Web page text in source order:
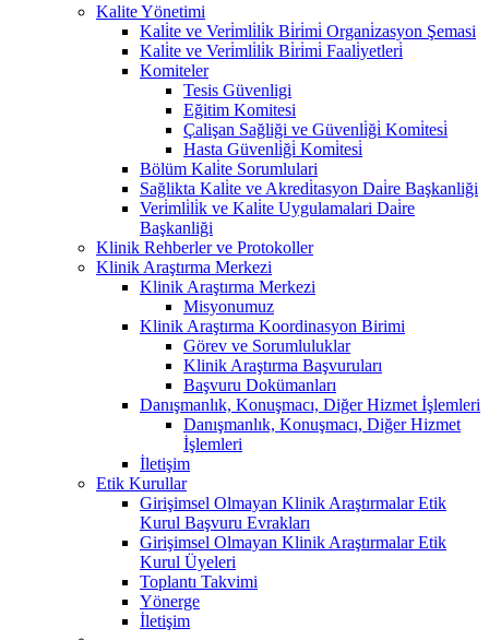
Kalite Yönetimi
Kali̇te ve Veri̇mli̇li̇k Bi̇ri̇mi̇ Organi̇zasyon Şemasi
Kali̇te ve Veri̇mli̇li̇k Bi̇ri̇mi̇ Faali̇yetleri̇
Komiteler
Tesis Güvenligi
Eğitim Komitesi
Çalişan Sağliği ve Güvenli̇ği̇ Komi̇tesi̇
Hasta Güvenli̇ği̇ Komi̇tesi̇
Bölüm Kali̇te Sorumlulari
Sağlikta Kali̇te ve Akredi̇tasyon Dai̇re Başkanliği
Veri̇mli̇li̇k ve Kali̇te Uygulamalari Dai̇re
Başkanliği
Klinik Rehberler ve Protokoller
Klinik Araştırma Merkezi
Klinik Araştırma Merkezi
Misyonumuz
Klinik Araştırma Koordinasyon Birimi
Görev ve Sorumluluklar
Klinik Araştırma Başvuruları
Başvuru Dokümanları
Danışmanlık, Konuşmacı, Diğer Hizmet İşlemleri
Danışmanlık, Konuşmacı, Diğer Hizmet
İşlemleri
İletişim
Etik Kurullar
Girişimsel Olmayan Klinik Araştırmalar Etik
Kurul Başvuru Evrakları
Girişimsel Olmayan Klinik Araştırmalar Etik
Kurul Üyeleri
Toplantı Takvimi
Yönerge
İletişim